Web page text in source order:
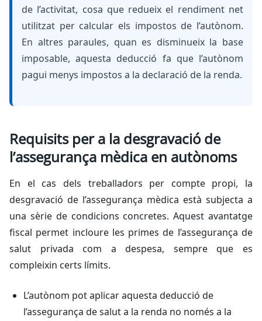
de l’activitat, cosa que redueix el rendiment net
utilitzat per calcular els impostos de l’autònom.
En altres paraules, quan es disminueix la base
imposable, aquesta deducció fa que l’autònom
pagui menys impostos a la declaració de la renda.
Requisits per a la desgravació de
l’assegurança mèdica en autònoms
En el cas dels treballadors per compte propi, la
desgravació de l’assegurança mèdica està subjecta a
una sèrie de condicions concretes. Aquest avantatge
fiscal permet incloure les primes de l’assegurança de
salut privada com a despesa, sempre que es
compleixin certs límits.
L’autònom pot aplicar aquesta deducció de
l’assegurança de salut a la renda no només a la